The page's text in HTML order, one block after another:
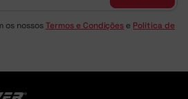
os nossosTermos e Condições e Política de